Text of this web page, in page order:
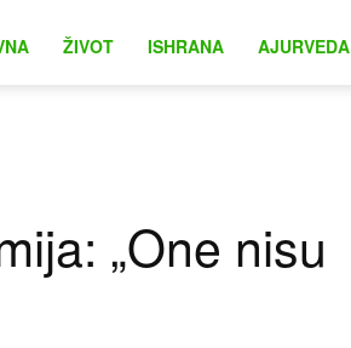
ŽIVOT ISHRANA AJURVEDA
„One nisu